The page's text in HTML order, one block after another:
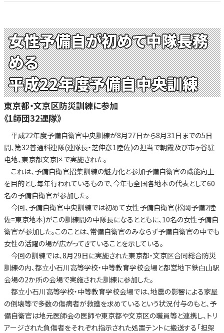
女性予備自が初めて中隊長務
める
平成22年度予備自中央訓練
東京都・文京区防災訓練に参加
《1師団32連隊》
平成22年度予備自衛官中央訓練が8月27日から8月31日までの5日
間、第32普通科連隊(連隊長・芝伸彦1陸佐)の担当で朝霞及び市ヶ谷駐
屯地、東京都文京区で実施された。
これは、予備自衛官招集訓練の魅力化と参加予備自衛官の識能向上
を目的とし毎年行われているもので、今年も全国各地本の代表として60
名の予備自衛官が参加した。
今回、予備自衛官中央訓練では初めて女性予備自衛官(松岡予備2陸
佐=東京地本)がこの訓練間の中隊長になるとともに、10名の女性予備自
衛官が参加した。このことは、常備自衛官のみならず予備自衛官の中でも
女性の活躍の場が広がってきていることを示している。
今回の訓練では、8月29日に実施された東京都・文京区合同総合防災
訓練の内、都立小石川高等学校・中等教育学校会場と都営地下鉄白山駅
会場の2か所の会場で実施された訓練に参加した。
都立小石川高等学校・中等教育学校会場では、地震の影響による家屋
の倒壊等で多数の傷病者が救護を求めているという状況付与のもと、予
備自衛官は地元医師会の医師や東京都や文京区の職員等と連携し、トリ
アージされた負傷者をそれぞれ指示された処置テントに搬送する「担架